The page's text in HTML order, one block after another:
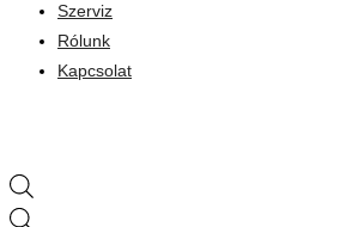
Szerviz
Rólunk
Kapcsolat